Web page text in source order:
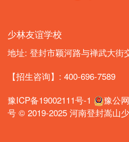
少林友谊学校
地址: 登封市颖河路与禅武大街
【招生咨询】: 400-696-7589
豫ICP备19002111号-1
豫公
号 © 2019-2025 河南登封嵩山